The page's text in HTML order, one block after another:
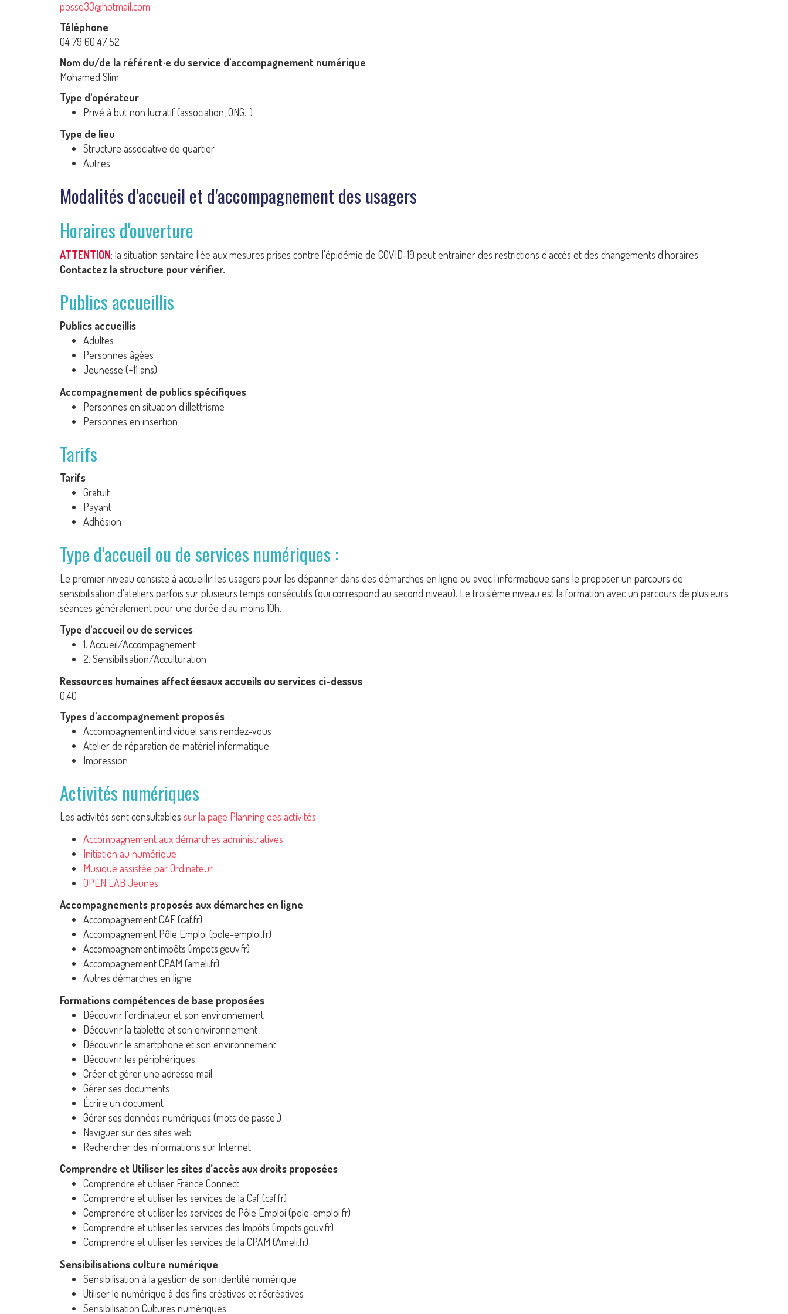
posse33@hotmail.com
Téléphone
04 79 60 47 52
Nom du/de la référent·e du service d'accompagnement numérique
Mohamed Slim
Type d'opérateur
Privé à but non lucratif (association, ONG...)
Type de lieu
Structure associative de quartier
Autres
Modalités d'accueil et d'accompagnement des usagers
Horaires d'ouverture
ATTENTION: la situation sanitaire liée aux mesures prises contre l'épidémie de COVID-19 peut entraîner des restrictions d'accés et des changements d'horaires.
Contactez la structure pour vérifier.
Publics accueillis
Publics accueillis
Adultes
Personnes âgées
Jeunesse (+11 ans)
Accompagnement de publics spécifiques
Personnes en situation d'illettrisme
Personnes en insertion
Tarifs
Tarifs
Gratuit
Payant
Adhésion
Type d'accueil ou de services numériques :
Le premier niveau consiste à accueillir les usagers pour les dépanner dans des démarches en ligne ou avec l'informatique sans le proposer un parcours de
sensibilisation d'ateliers parfois sur plusieurs temps consécutifs (qui correspond au second niveau). Le troisième niveau est la formation avec un parcours de plusieurs
séances généralement pour une durée d'au moins 10h.
Type d'accueil ou de services
1. Accueil/Accompagnement
2. Sensibilisation/Acculturation
Ressources humaines affectéesaux accueils ou services ci-dessus
0,40
Types d'accompagnement proposés
Accompagnement individuel sans rendez-vous
Atelier de réparation de matériel informatique
Impression
Activités numériques
Les activités sont consultables sur la page Planning des activités
Accompagnement aux démarches administratives
Initiation au numérique
Musique assistée par Ordinateur
OPEN LAB Jeunes
Accompagnements proposés aux démarches en ligne
Accompagnement CAF (caf.fr)
Accompagnement Pôle Emploi (pole-emploi.fr)
Accompagnement impôts (impots.gouv.fr)
Accompagnement CPAM (ameli.fr)
Autres démarches en ligne
Formations compétences de base proposées
Découvrir l'ordinateur et son environnement
Découvrir la tablette et son environnement
Découvrir le smartphone et son environnement
Découvrir les périphériques
Créer et gérer une adresse mail
Gérer ses documents
Écrire un document
Gérer ses données numériques (mots de passe..)
Naviguer sur des sites web
Rechercher des informations sur Internet
Comprendre et Utiliser les sites d’accès aux droits proposées
Comprendre et utiliser France Connect
Comprendre et utiliser les services de la Caf (caf.fr)
Comprendre et utiliser les services de Pôle Emploi (pole-emploi.fr)
Comprendre et utiliser les services des Impôts (impots.gouv.fr)
Comprendre et utiliser les services de la CPAM (Ameli.fr)
Sensibilisations culture numérique
Sensibilisation à la gestion de son identité numérique
Utiliser le numérique à des fins créatives et récréatives
Sensibilisation Cultures numériques